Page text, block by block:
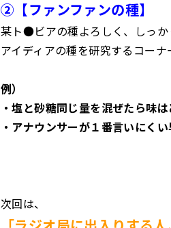
② 【ファンファンの種】
某ト●ビアの種よろしく、しっ
アイディアの種を研究するコーナ
例）
・塩と砂糖同じ量を混ぜたら味
・アナウンサーが１番言いにく
次回は、